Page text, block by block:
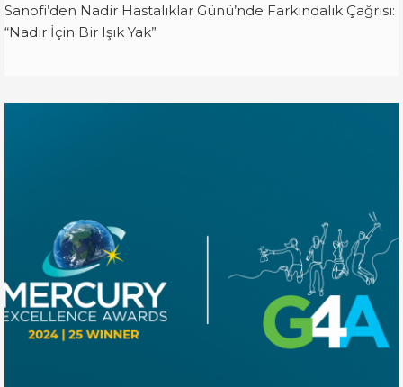
Sanofi’den Nadir Hastalıklar Günü’nde Farkındalık Çağrısı:
“Nadir İçin Bir Işık Yak”